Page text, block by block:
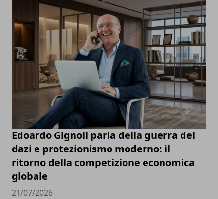
Edoardo Gignoli parla della guerra dei
dazi e protezionismo moderno: il
ritorno della competizione economica
globale
21/07/2026